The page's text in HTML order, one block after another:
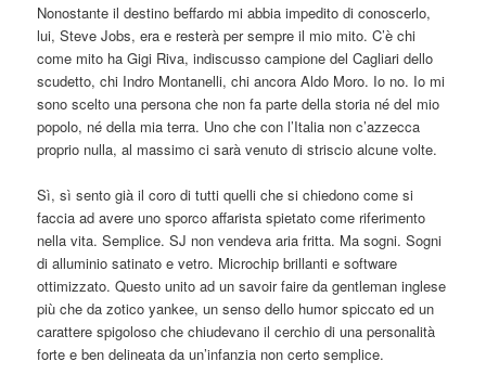
Nonostante il destino beffardo mi abbia impedito di conoscerlo,
lui, Steve Jobs, era e resterà per sempre il mio mito. C’è chi
come mito ha Gigi Riva, indiscusso campione del Cagliari dello
scudetto, chi Indro Montanelli, chi ancora Aldo Moro. Io no. Io mi
sono scelto una persona che non fa parte della storia né del mio
popolo, né della mia terra. Uno che con l’Italia non c’azzecca
proprio nulla, al massimo ci sarà venuto di striscio alcune volte.
Sì, sì sento già il coro di tutti quelli che si chiedono come si
faccia ad avere uno sporco affarista spietato come riferimento
nella vita. Semplice. SJ non vendeva aria fritta. Ma sogni. Sogni
di alluminio satinato e vetro. Microchip brillanti e software
ottimizzato. Questo unito ad un savoir faire da gentleman inglese
più che da zotico yankee, un senso dello humor spiccato ed un
carattere spigoloso che chiudevano il cerchio di una personalità
forte e ben delineata da un’infanzia non certo semplice.